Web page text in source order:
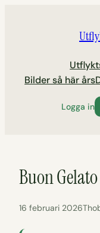
Bilder så här års
Logga in
Buon Gelato
16 februari 2026